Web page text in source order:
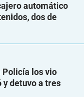
automático
dos de
Policía los vio
y detuvo a tres